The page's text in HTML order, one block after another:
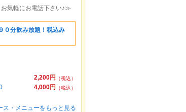
気軽にお電話下さい♪≫
０分飲み放題！税込み
2,200円
（税込）
4,000円
（税込）
ス・メニューをもっと見る